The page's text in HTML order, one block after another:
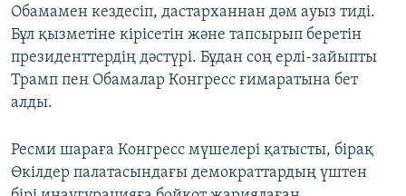
Обамамен кездесіп, дастарханнан дәм ауыз тиді.
Бұл қызметіне кірісетін және тапсырып беретін
президенттердің дәстүрі. Бұдан соң ерлі-зайыпты
Трамп пен Обамалар Конгресс ғимаратына бет
алды.
Ресми шараға Конгресс мүшелері қатысты, бірақ
Өкілдер палатасындағы демократтардың үштен